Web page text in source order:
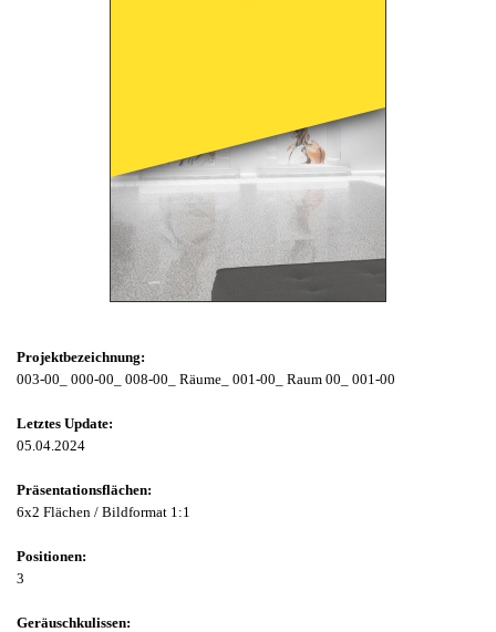
Projektbezeichnung:
003-00_ 000-00_ 008-00_ Räume_ 001-00_ Raum 00_ 001-00
Letztes Update:
05.04.2024
Präsentationsflächen:
6x2 Flächen / Bildformat 1:1
Positionen:
3
Geräuschkulissen: